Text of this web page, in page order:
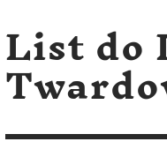
List do